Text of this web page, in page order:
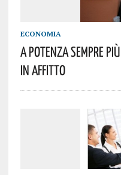
ECONOMIA
A POTENZA SEMPRE
IN AFFITTO